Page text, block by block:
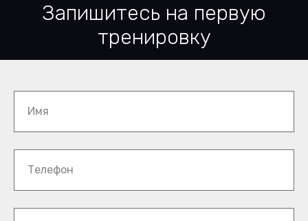
Запишитесь на первую
тренировку
Имя
Телефон